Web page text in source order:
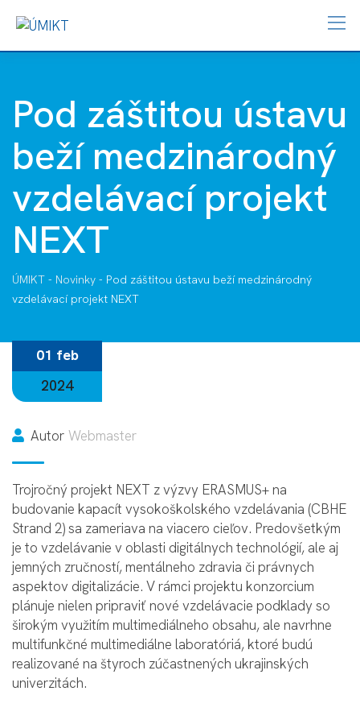
Pod záštitou ústavu
beží medzinárodný
vzdelávací projekt
NEXT
ÚMIKT - Novinky - Pod záštitou ústavu beží medzinárodný
vzdelávací projekt NEXT
01 feb
2024
Autor Webmaster
Trojročný projekt NEXT z výzvy ERASMUS+ na
budovanie kapacít vysokoškolského vzdelávania (CBHE
Strand 2) sa zameriava na viacero cieľov. Predovšetkým
je to vzdelávanie v oblasti digitálnych technológií, ale aj
jemných zručností, mentálneho zdravia či právnych
aspektov digitalizácie. V rámci projektu konzorcium
plánuje nielen pripraviť nové vzdelávacie podklady so
širokým využitím multimediálneho obsahu, ale navrhne
multifunkčné multimediálne laboratóriá, ktoré budú
realizované na štyroch zúčastnených ukrajinských
univerzitách.